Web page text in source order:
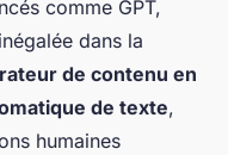
comme GPT,
inégalée dans la
de contenu en
de texte,
humaines